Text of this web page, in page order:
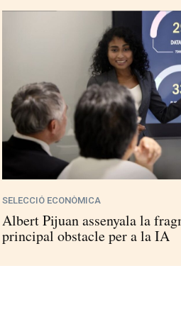
SELECCIÓ ECONÒMICA
Albert Pijuan assenyala la
principal obstacle per a la IA